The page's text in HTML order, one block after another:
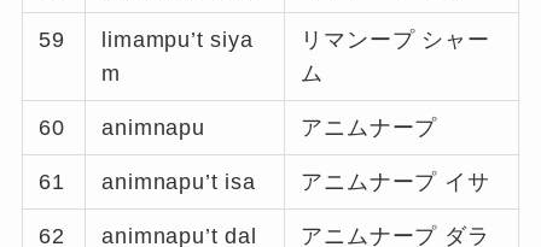
59
limampu’t siya
m
リマンープ シャー
ム
60 animnapu アニムナープ
61 animnapu’t isa アニムナープ イサ
62
animnapu’t dal
アニムナープ ダラ